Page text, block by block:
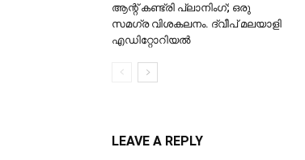
ആന്റ് കണ്ട്രി പ്ലാനിംഗ്; ഒരു
സമഗ്ര വിശകലനം. ദ്വീപ് മലയാളി
എഡിറ്റോറിയൽ
LEAVE A REPLY